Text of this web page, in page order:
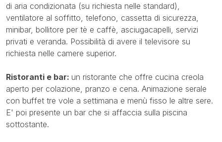
di aria condizionata (su richiesta nelle standard),
ventilatore al soffitto, telefono, cassetta di sicurezza,
minibar, bollitore per tè e caffè, asciugacapelli, servizi
privati e veranda. Possibilità di avere il televisore su
richiesta nelle camere superior.
Ristoranti e bar: un ristorante che offre cucina creola
aperto per colazione, pranzo e cena. Animazione serale
con buffet tre vole a settimana e menù fisso le altre sere.
E' poi presente un bar che si affaccia sulla piscina
sottostante.